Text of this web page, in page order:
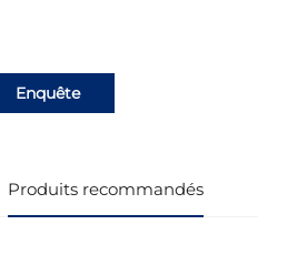
Enquête
Produits recommandés